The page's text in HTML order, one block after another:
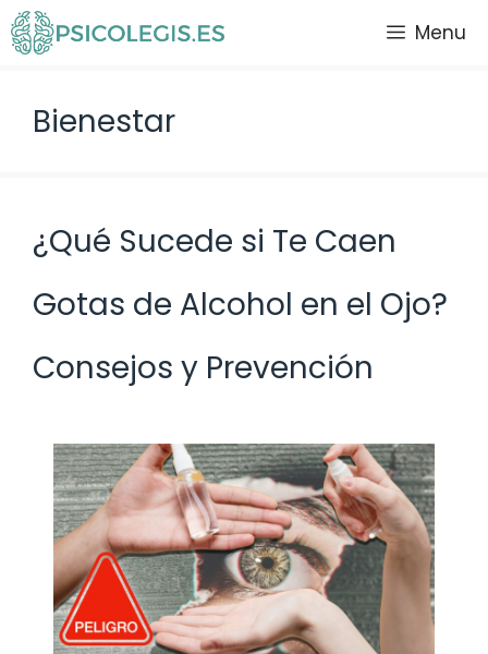
Saltar
al
Menu
Bienestar
¿Qué Sucede si Te Caen
Gotas de Alcohol en el Ojo?
Consejos y Prevención